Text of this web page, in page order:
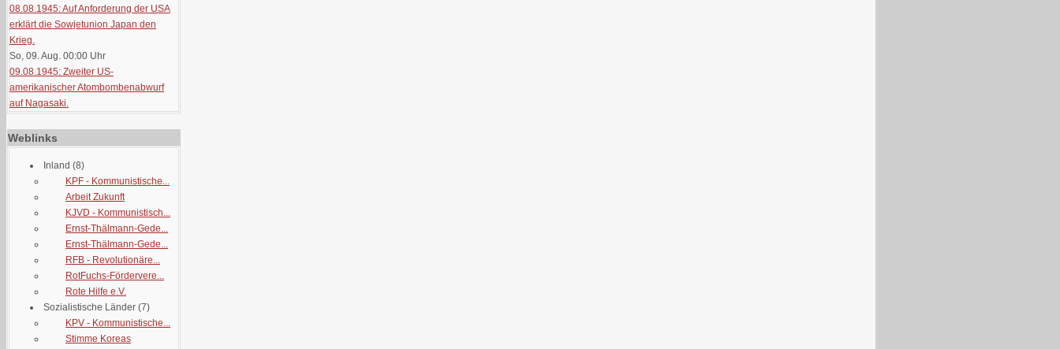
08.08.1945: Auf Anforderung der USA
erklärt die Sowjetunion Japan den
Krieg.
So, 09. Aug. 00:00 Uhr
09.08.1945: Zweiter US-
amerikanischer Atombombenabwurf
auf Nagasaki.
Weblinks
Inland (8)
KPF - Kommunistische...
Arbeit Zukunft
KJVD - Kommunistisch...
Ernst-Thälmann-Gede...
Ernst-Thälmann-Gede...
RFB - Revolutionäre...
RotFuchs-Fördervere...
Rote Hilfe e.V.
Sozialistische Länder (7)
KPV - Kommunistische...
Stimme Koreas